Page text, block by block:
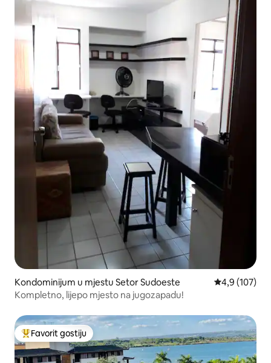
Kondominijum u mjestu Setor Sudoeste prosječna
4,9 (107)
Kompletno, lijepo mjesto na jugozapadu!
Glavni favorit gostiju
Favorit gostiju